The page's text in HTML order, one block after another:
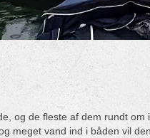
og de fleste af dem rundt
meget vand ind i båden vil